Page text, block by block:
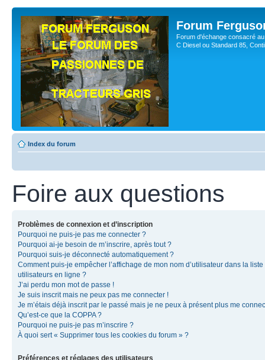
Forum
Forum d'échange consacré
C Diesel ou Standard 85,
Index du forum
Foire aux questions
Problèmes de connexion et d’inscription
Pourquoi ne puis-je pas me connecter ?
Pourquoi ai-je besoin de m’inscrire, après tout ?
Pourquoi suis-je déconnecté automatiquement ?
Comment puis-je empêcher l’affichage de mon nom d’utilisateur dans la liste
utilisateurs en ligne ?
J’ai perdu mon mot de passe !
Je suis inscrit mais ne peux pas me connecter !
Je m’étais déjà inscrit par le passé mais je ne peux à présent plus me
Qu’est-ce que la COPPA ?
Pourquoi ne puis-je pas m’inscrire ?
À quoi sert « Supprimer tous les cookies du forum » ?
Préférences et réglages des utilisateurs